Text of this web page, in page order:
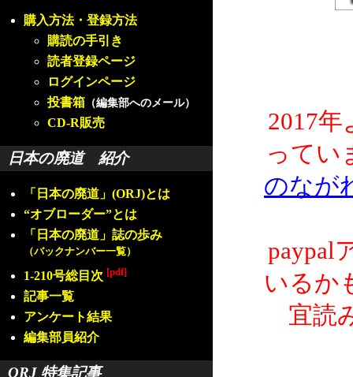
購入方法・登録方法
購読の手引き
読者登録ページ
ログインページ
投書箱 （編集部へのメール）
CD-R販売
日本の廃道 紹介
「日本の廃道」(ORJ)とは
“オブローダー”とは
「日本の廃道」誌の歩み
（バックナンバー一覧）
1-210号総目次 [pdf]
記事一覧
アンケート結果
編集部員紹介
ORJ 特集記事
2017
ってい
のなが
paypal
いるか
宜読